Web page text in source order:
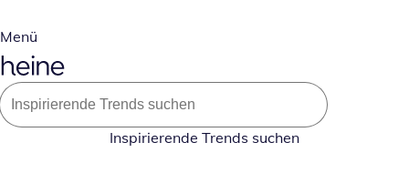
Menü
Inspirierende Trends suchen